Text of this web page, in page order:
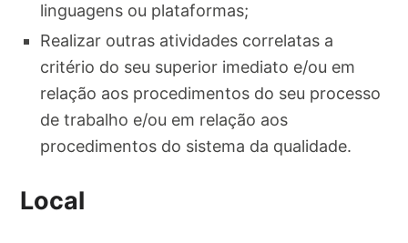
linguagens ou plataformas;
Realizar outras atividades correlatas a
critério do seu superior imediato e/ou em
relação aos procedimentos do seu processo
de trabalho e/ou em relação aos
procedimentos do sistema da qualidade.
Local